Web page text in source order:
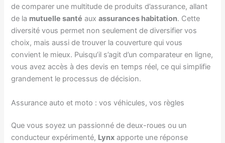
de comparer une multitude de produits d’assurance, allant
de la mutuelle santé auxassurances habitation. Cette
diversité vous permet non seulement de diversifier vos
choix, mais aussi de trouver la couverture qui vous
convient le mieux. Puisqu’il s’agit d’un comparateur en ligne,
vous avez accès à des devis en temps réel, ce qui simplifie
grandement le processus de décision.
Assurance auto et moto : vos véhicules, vos règles
Que vous soyez un passionné de deux-roues ou un
conducteur expérimenté, Lynx apporte une réponse